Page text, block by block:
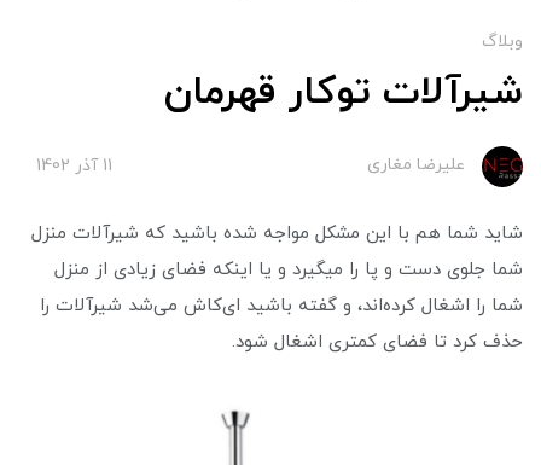
وبلاگ
شیرآلات توکار قهرمان
علیرضا مغاری 11 آذر 1402
شاید شما هم با این مشکل مواجه شده باشید که شیرآلات منزل
شما جلوی دست و پا را میگیرد و یا اینکه فضای زیادی از منزل
شما را اشغال کرده‌اند، و گفته باشید ای‌کاش می‌شد شیرآلات را
حذف کرد تا فضای کمتری اشغال شود.